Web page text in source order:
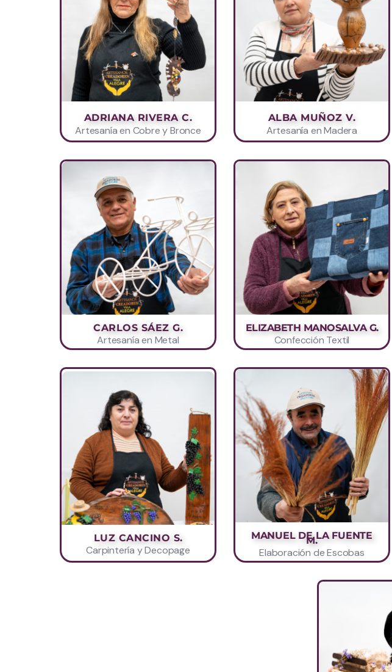
ADRIANA RIVERA C.
Artesanía en Cobre y Bronce
ALBA MUÑOZ V.
Artesanía en Madera
CARLOS SÁEZ G.
Artesanía en Metal
ELIZABETH MANOSALVA G.
Confección Textil
LUZ CANCINO S.
Carpintería y Decopage
MANUEL DE LA FUENTE
M.
Elaboración de Escobas